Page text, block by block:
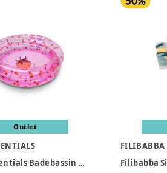
Outlet
Swim Essentials Badebassin 60 cm - Strawberry Fields
FILIBABBA